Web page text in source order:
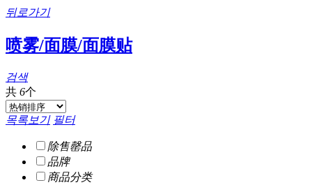
뒤로가기
喷雾/面膜/面膜贴
검색
共 6个
목록보기 필터
除售罄品
品牌
商品分类